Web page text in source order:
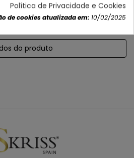
do produto
Política de Privacidade e Cookies
de cookies atualizada em: 10/02/2025